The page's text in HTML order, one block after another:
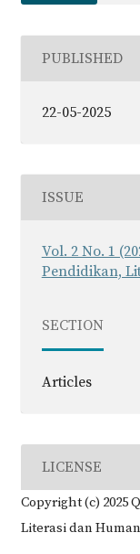
PUBLISHED
22-05-2025
ISSUE
Vol. 2 No. 1
Pendidikan,
SECTION
Articles
LICENSE
Copyright (c) 2025
Literasi dan